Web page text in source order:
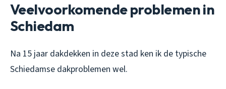
Veelvoorkomende problemen in
Schiedam
Na 15 jaar dakdekken in deze stad ken ik de typische
Schiedamse dakproblemen wel.